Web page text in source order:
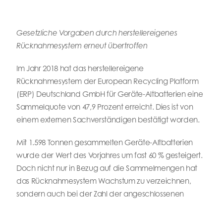
Gesetzliche Vorgaben durch herstellereigenes
Rücknahmesystem erneut übertroffen
Im Jahr 2018 hat das herstellereigene
Rücknahmesystem der European Recycling Platform
(ERP) Deutschland GmbH für Geräte-Altbatterien eine
Sammelquote von 47,9 Prozent erreicht. Dies ist von
einem externen Sachverständigen bestätigt worden.
Mit 1.598 Tonnen gesammelten Geräte-Altbatterien
wurde der Wert des Vorjahres um fast 60 % gesteigert.
Doch nicht nur in Bezug auf die Sammelmengen hat
das Rücknahmesystem Wachstum zu verzeichnen,
sondern auch bei der Zahl der angeschlossenen